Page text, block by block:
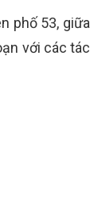
phố 53, giữa
với các tác